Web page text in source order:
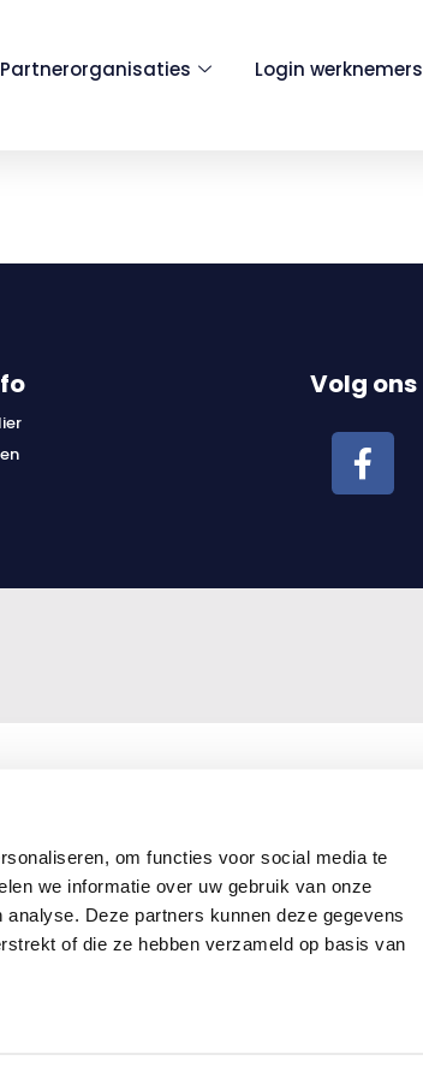
om functies voor social media te
we informatie over uw gebruik van onze
Deze partners kunnen deze gegevens
of die ze hebben verzameld op basis van
Partnerorganisaties Login werknemers
Volg ons